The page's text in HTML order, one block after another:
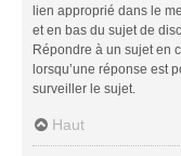
lien approprié dans le
et en bas du sujet de
Répondre à un sujet en
lorsqu’une réponse est
surveiller le sujet.
Haut